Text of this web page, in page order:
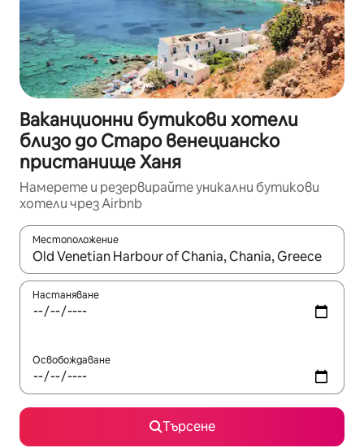
Ваканционни бутикови хотели
близо до Старо венецианско
пристанище Ханя
Намерете и резервирайте уникални бутикови
хотели чрез Airbnb
Местоположение
Когато резултатите се покажат, използвайте
Настаняване
Освобождаване
Търсене